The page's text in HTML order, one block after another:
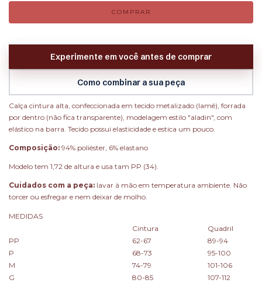
Experimente em você antes de comprar
Como combinar a sua peça
Calça cintura alta, confeccionada em tecido metalizado (lamê), forrada
por dentro (não fica transparente), modelagem estilo "aladin", com
elástico na barra. Tecido possui elasticidade e estica um pouco.
Composição: 94% poliéster, 6% elastano
Modelo tem 1,72 de altura e usa tam PP (34).
Cuidados com a peça: lavar à mão em temperatura ambiente. Não
torcer ou esfregar e nem deixar de molho.
MEDIDAS
Cintura
Quadril
PP
62-67
89-94
P
68-73
95-100
M
74-79
101-106
G
80-85 107-112